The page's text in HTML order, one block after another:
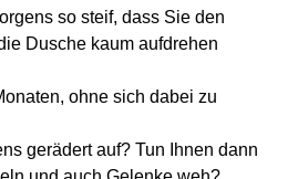
so steif, dass Sie den
Dusche kaum aufdrehen
ohne sich dabei zu
gerädert auf? Tun Ihnen dann